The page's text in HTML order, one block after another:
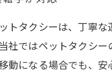
トタクシーは、丁寧
社ではペットタクシ
動になる場合でも、